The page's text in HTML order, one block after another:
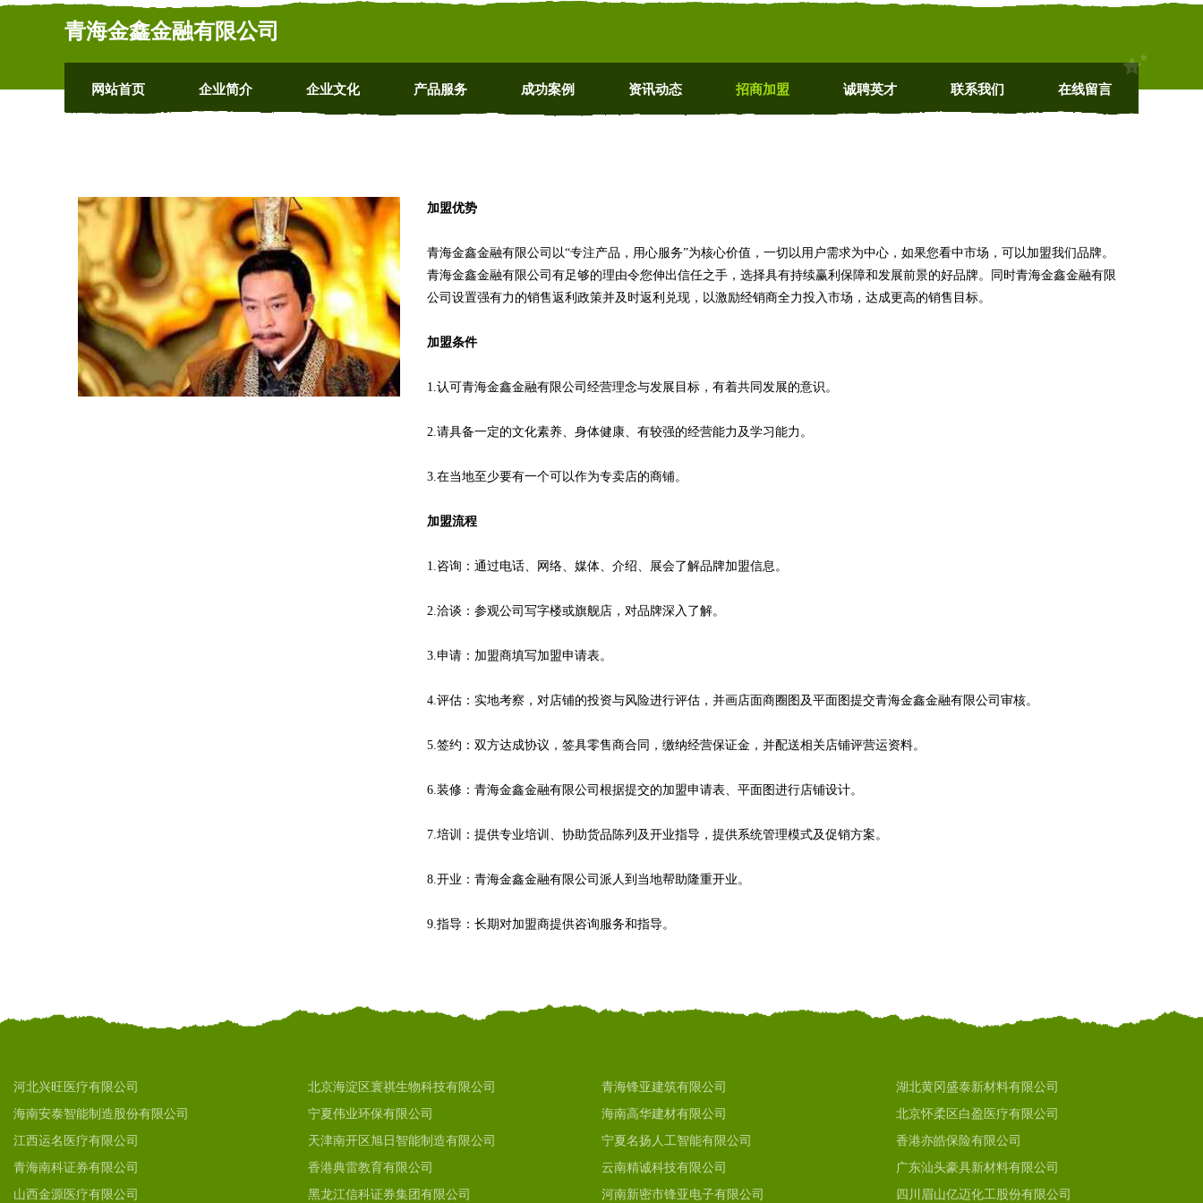
青海金鑫金融有限公司
网站首页 企业简介 企业文化 产品服务 成功案例 资讯动态 招商加盟 诚聘英才 联系我们 在线留言
加盟优势
青海金鑫金融有限公司以“专注产品，用心服务”为核心价值，一切以用户需求为中心，如果您看中市场，可以加盟我们品牌。
青海金鑫金融有限公司有足够的理由令您伸出信任之手，选择具有持续赢利保障和发展前景的好品牌。同时青海金鑫金融有限
公司设置强有力的销售返利政策并及时返利兑现，以激励经销商全力投入市场，达成更高的销售目标。
加盟条件
1.认可青海金鑫金融有限公司经营理念与发展目标，有着共同发展的意识。
2.请具备一定的文化素养、身体健康、有较强的经营能力及学习能力。
3.在当地至少要有一个可以作为专卖店的商铺。
加盟流程
1.咨询：通过电话、网络、媒体、介绍、展会了解品牌加盟信息。
2.洽谈：参观公司写字楼或旗舰店，对品牌深入了解。
3.申请：加盟商填写加盟申请表。
4.评估：实地考察，对店铺的投资与风险进行评估，并画店面商圈图及平面图提交青海金鑫金融有限公司审核。
5.签约：双方达成协议，签具零售商合同，缴纳经营保证金，并配送相关店铺评营运资料。
6.装修：青海金鑫金融有限公司根据提交的加盟申请表、平面图进行店铺设计。
7.培训：提供专业培训、协助货品陈列及开业指导，提供系统管理模式及促销方案。
8.开业：青海金鑫金融有限公司派人到当地帮助隆重开业。
9.指导：长期对加盟商提供咨询服务和指导。
河北兴旺医疗有限公司 北京海淀区寰祺生物科技有限公司 青海锋亚建筑有限公司
湖北黄冈盛泰新材料有限公司
海南安泰智能制造股份有限公司
宁夏伟业环保有限公司 海南高华建材有限公司
北京怀柔区白盈医疗有限公司
江西运名医疗有限公司
天津南开区旭日智能制造有限公司 宁夏名扬人工智能有限公司
香港亦皓保险有限公司
青海南科证券有限公司
香港典雷教育有限公司 云南精诚科技有限公司
广东汕头豪具新材料有限公司
山西金源医疗有限公司
黑龙江信科证券集团有限公司 河南新密市锋亚电子有限公司 四川眉山亿迈化工股份有限公司